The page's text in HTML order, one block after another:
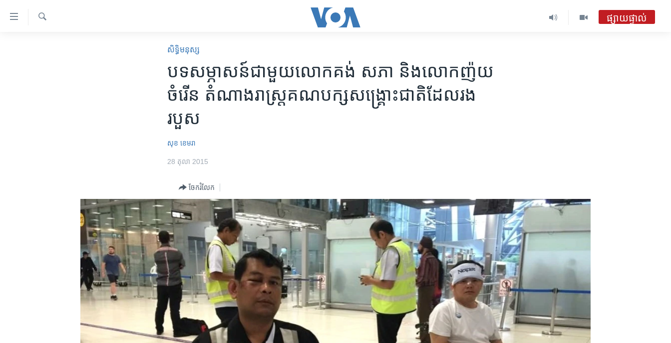
ទៅ​
ផ្សាយផ្ទាល់
សិទ្ធិ​មនុស្ស
បទសម្ភាសន៍ជាមួយ​លោក​គង់ សភា និង​លោក​ញ៉យ
ចំរើន​ ​តំណាង​រាស្ត្រ​គណបក្ស​សង្គ្រោះ​ជាតិដែល​រង​
របួស
សុខ ខេមរា
28 តុលា 2015
ចែករំលែក